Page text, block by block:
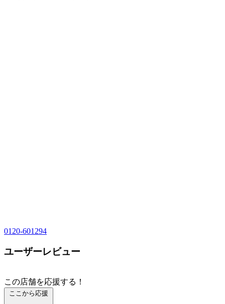
0120-601294
ユーザーレビュー
この店舗を応援する！
ここから応援